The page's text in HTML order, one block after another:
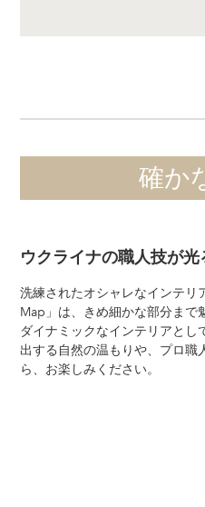
確か
ウクライナの職人技が光
洗練されたオシャレなインテ
Map」は、きめ細かな部分まで
ダイナミックなインテリアと
出する自然の温もりや、プロ職
ら、お楽しみください。